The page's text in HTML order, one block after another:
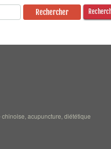
acupuncture, diététique